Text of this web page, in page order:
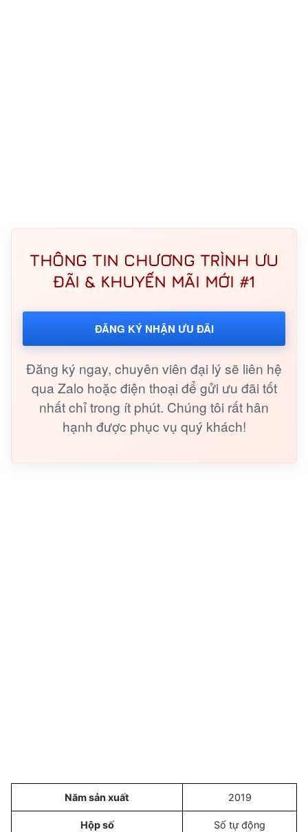
THÔNG TIN CHƯƠNG TRÌNH ƯU
ĐÃI & KHUYẾN MÃI MỚI #1
ĐĂNG KÝ NHẬN ƯU ĐÃI
Đăng ký ngay, chuyên viên đại lý sẽ liên hệ
qua Zalo hoặc điện thoại để gửi ưu đãi tốt
nhất chỉ trong ít phút. Chúng tôi rất hân
hạnh được phục vụ quý khách!
Năm sản xuất 2019
Hộp số Số tự động